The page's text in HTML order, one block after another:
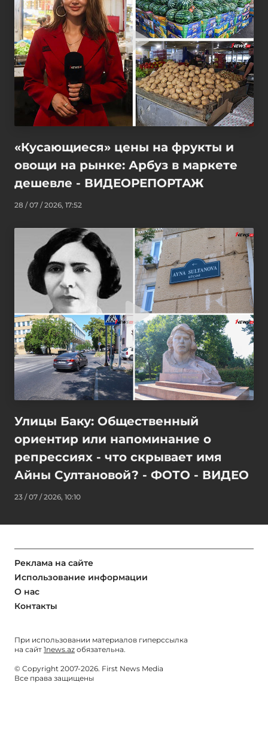
«Кусающиеся» цены на фрукты и
овощи на рынке: Арбуз в маркете
дешевле - ВИДЕОРЕПОРТАЖ
28 / 07 / 2026, 17:52
Улицы Баку: Общественный
ориентир или напоминание о
репрессиях - что скрывает имя
Айны Султановой? - ФОТО - ВИДЕО
23 / 07 / 2026, 10:10
Реклама на сайте
Использование информации
О нас
Контакты
При использовании материалов гиперссылка
на сайт 1news.az обязательна.
© Copyright 2007-2026. First News Media
Все права защищены